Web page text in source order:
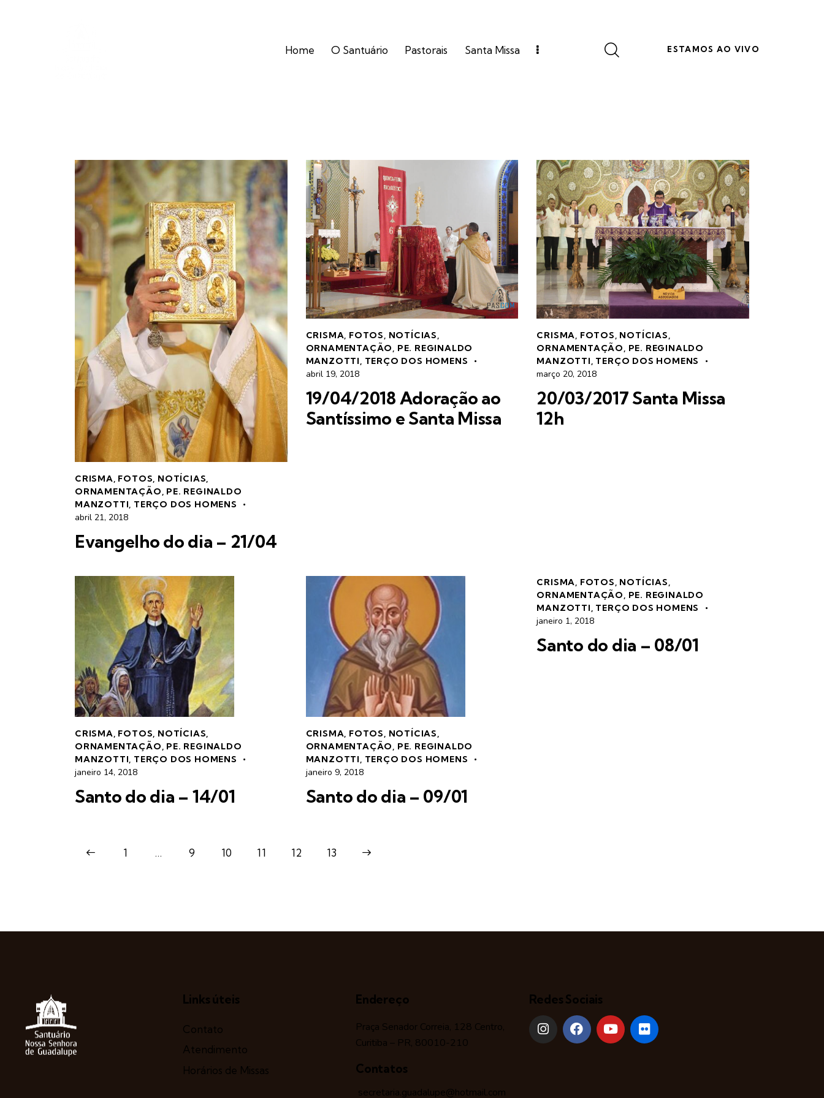
Home O Santuário Pastorais Santa Missa ESTAMOS AO VIVO
CRISMA, FOTOS, NOTÍCIAS,
ORNAMENTAÇÃO, PE. REGINALDO
MANZOTTI, TERÇO DOS HOMENS
abril 21, 2018
Evangelho do dia – 21/04
CRISMA, FOTOS, NOTÍCIAS,
ORNAMENTAÇÃO, PE. REGINALDO
MANZOTTI, TERÇO DOS HOMENS
abril 19, 2018
19/04/2018 Adoração ao
Santíssimo e Santa Missa
CRISMA, FOTOS, NOTÍCIAS,
ORNAMENTAÇÃO, PE. REGINALDO
MANZOTTI, TERÇO DOS HOMENS
março 20, 2018
20/03/2017 Santa Missa
12h
CRISMA, FOTOS, NOTÍCIAS,
ORNAMENTAÇÃO, PE. REGINALDO
MANZOTTI, TERÇO DOS HOMENS
janeiro 14, 2018
Santo do dia – 14/01
CRISMA, FOTOS, NOTÍCIAS,
ORNAMENTAÇÃO, PE. REGINALDO
MANZOTTI, TERÇO DOS HOMENS
janeiro 9, 2018
Santo do dia – 09/01
CRISMA, FOTOS, NOTÍCIAS,
ORNAMENTAÇÃO, PE. REGINALDO
MANZOTTI, TERÇO DOS HOMENS
janeiro 1, 2018
Santo do dia – 08/01
1 … 9 10 11 12 13
Links úteis
Contato
Atendimento
Horários de Missas
Endereço
Praça Senador Correia, 128 Centro,
Curitiba – PR, 80010-210
Contatos
secretaria.guadalupe@hotmail.com
Redes Sociais